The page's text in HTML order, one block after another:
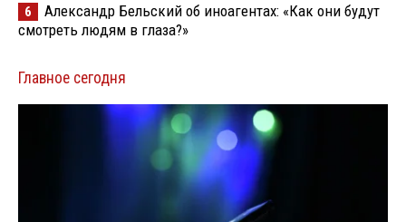
6
Александр Бельский об иноагентах: «Как они будут
смотреть людям в глаза?»
Главное сегодня